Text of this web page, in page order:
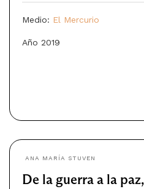
Medio: El Mercurio
Año 2019
ANA MARÍA STUVEN
De la guerra a la